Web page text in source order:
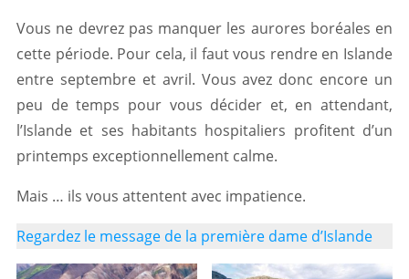
Vous ne devrez pas manquer les aurores boréales en
cette période. Pour cela, il faut vous rendre en Islande
entre septembre et avril. Vous avez donc encore un
peu de temps pour vous décider et, en attendant,
l’Islande et ses habitants hospitaliers profitent d’un
printemps exceptionnellement calme.
Mais … ils vous attentent avec impatience.
Regardez le message de la première dame d’Islande